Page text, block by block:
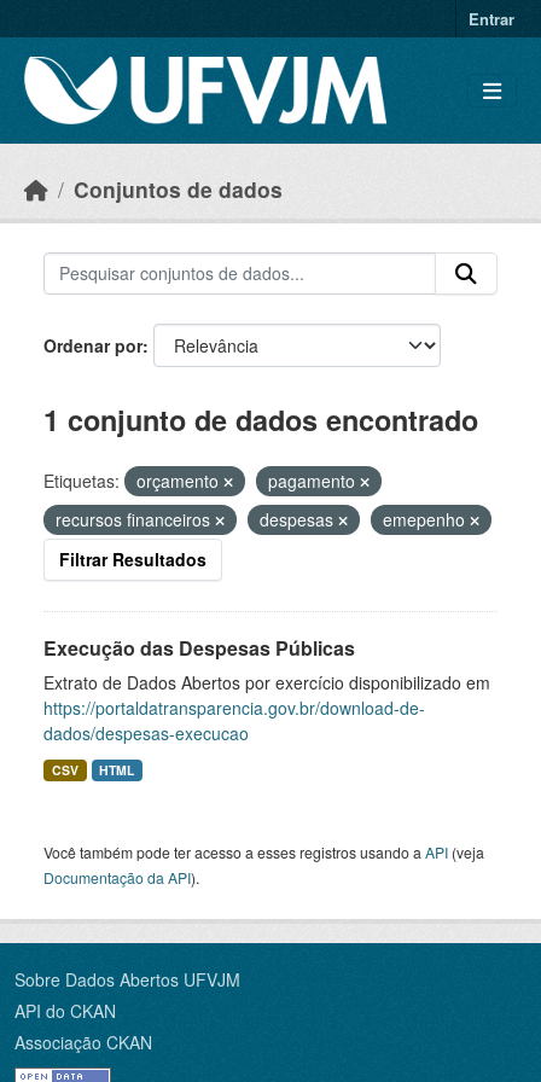
Entrar
Conjuntos de dados
Ordenar por
1 conjunto de dados encontrado
Etiquetas: orçamento
pagamento
recursos financeiros
despesas
emepenho
Filtrar Resultados
Execução das Despesas Públicas
Extrato de Dados Abertos por exercício disponibilizado em
https://portaldatransparencia.gov.br/download-de-
dados/despesas-execucao
CSV HTML
Você também pode ter acesso a esses registros usando a API (veja
Documentação da API).
Sobre Dados Abertos UFVJM
API do CKAN
Associação CKAN